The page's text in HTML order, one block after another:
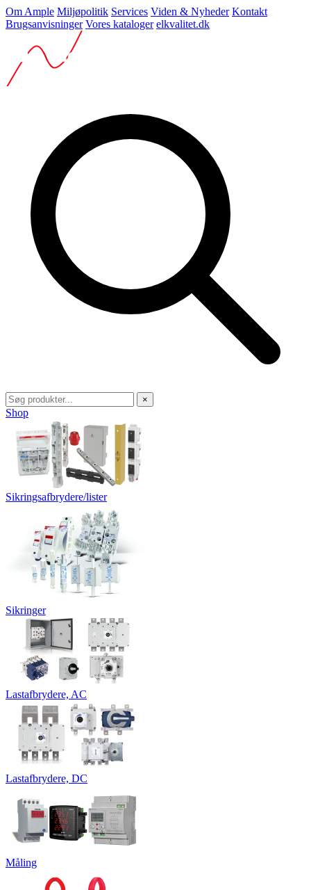
Om Ample Miljøpolitik Services Viden & Nyheder Kontakt
Brugsanvisninger Vores kataloger elkvalitet.dk
×
Shop
Sikringsafbrydere/lister
Sikringer
Lastafbrydere, AC
Lastafbrydere, DC
Måling